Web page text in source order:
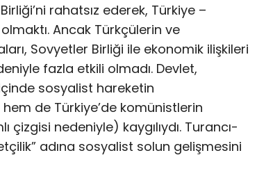
rahatsız ederek, Türkiye –
Ancak Türkçülerin ve
Sovyetler Birliği ile ekonomik ilişkileri
fazla etkili olmadı. Devlet,
sosyalist hareketin
de Türkiye’de komünistlerin
çizgisi nedeniyle) kaygılıydı. Turancı-
adına sosyalist solun gelişmesini